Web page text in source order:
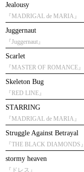
Jealousy
『MADRIGAL de MARIA』
Juggernaut
『Juggernaut』
Scarlet
『MASTER OF ROMANCE』
Skeleton Bug
『RED LINE』
STARRING
『MADRIGAL de MARIA』
Struggle Against Betrayal
『THE BLACK DIAMONDS』
stormy heaven
『ドレス』